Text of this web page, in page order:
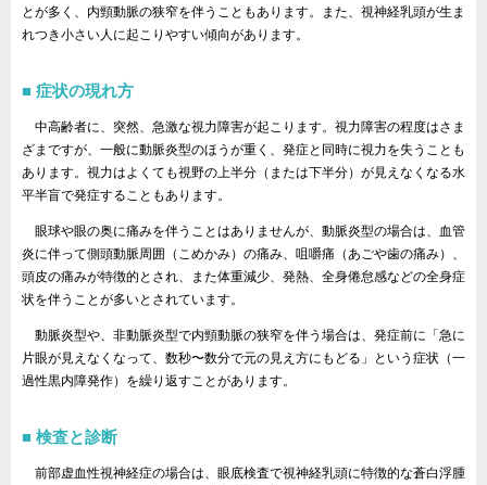
とが多く、内頸動脈の狭窄を伴うこともあります。また、視神経乳頭が生ま
れつき小さい人に起こりやすい傾向があります。
症状の現れ方
中高齢者に、突然、急激な視力障害が起こります。視力障害の程度はさま
ざまですが、一般に動脈炎型のほうが重く、発症と同時に視力を失うことも
あります。視力はよくても視野の上半分（または下半分）が見えなくなる水
平半盲で発症することもあります。
眼球や眼の奥に痛みを伴うことはありませんが、動脈炎型の場合は、血管
炎に伴って側頭動脈周囲（こめかみ）の痛み、咀嚼痛（あごや歯の痛み）、
頭皮の痛みが特徴的とされ、また体重減少、発熱、全身倦怠感などの全身症
状を伴うことが多いとされています。
動脈炎型や、非動脈炎型で内頸動脈の狭窄を伴う場合は、発症前に「急に
片眼が見えなくなって、数秒〜数分で元の見え方にもどる」という症状（一
過性黒内障発作）を繰り返すことがあります。
検査と診断
前部虚血性視神経症の場合は、眼底検査で視神経乳頭に特徴的な蒼白浮腫